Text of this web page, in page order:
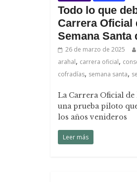
Todo lo que
Carrera Oficial
Semana Santa
26 de marzo de 2025
arahal, carrera oficial,
cofradías, semana santa,
La Carrera Oficial de
una prueba piloto
los años venideros
Leer más